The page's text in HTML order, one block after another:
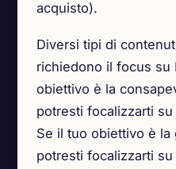
acquisto).
Diversi tipi di
richiedono il focus su
obiettivo è la
potresti focalizzarti
Se il tuo obiettivo è
potresti focalizzarti